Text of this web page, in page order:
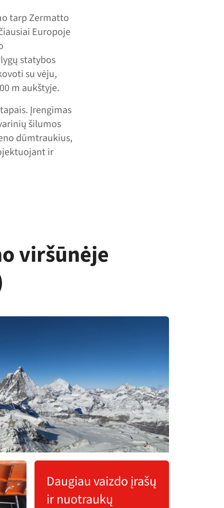
tarp Zermatto
Europoje
statybos
su vėju,
m aukštyje.
Įrengimas
šilumos
dūmtraukius,
ir
viršūnėje
Daugiau vaizdo įrašų
ir nuotraukų